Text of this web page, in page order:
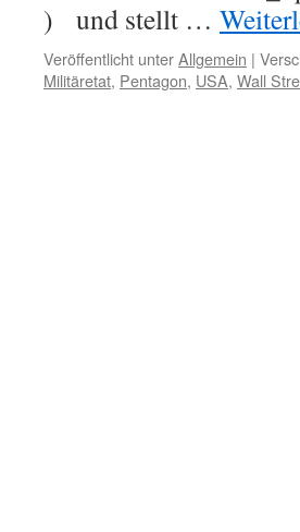
) und stellt …
Veröffentlicht unterAllgemein |
Militäretat, Pentagon, USA, Wall